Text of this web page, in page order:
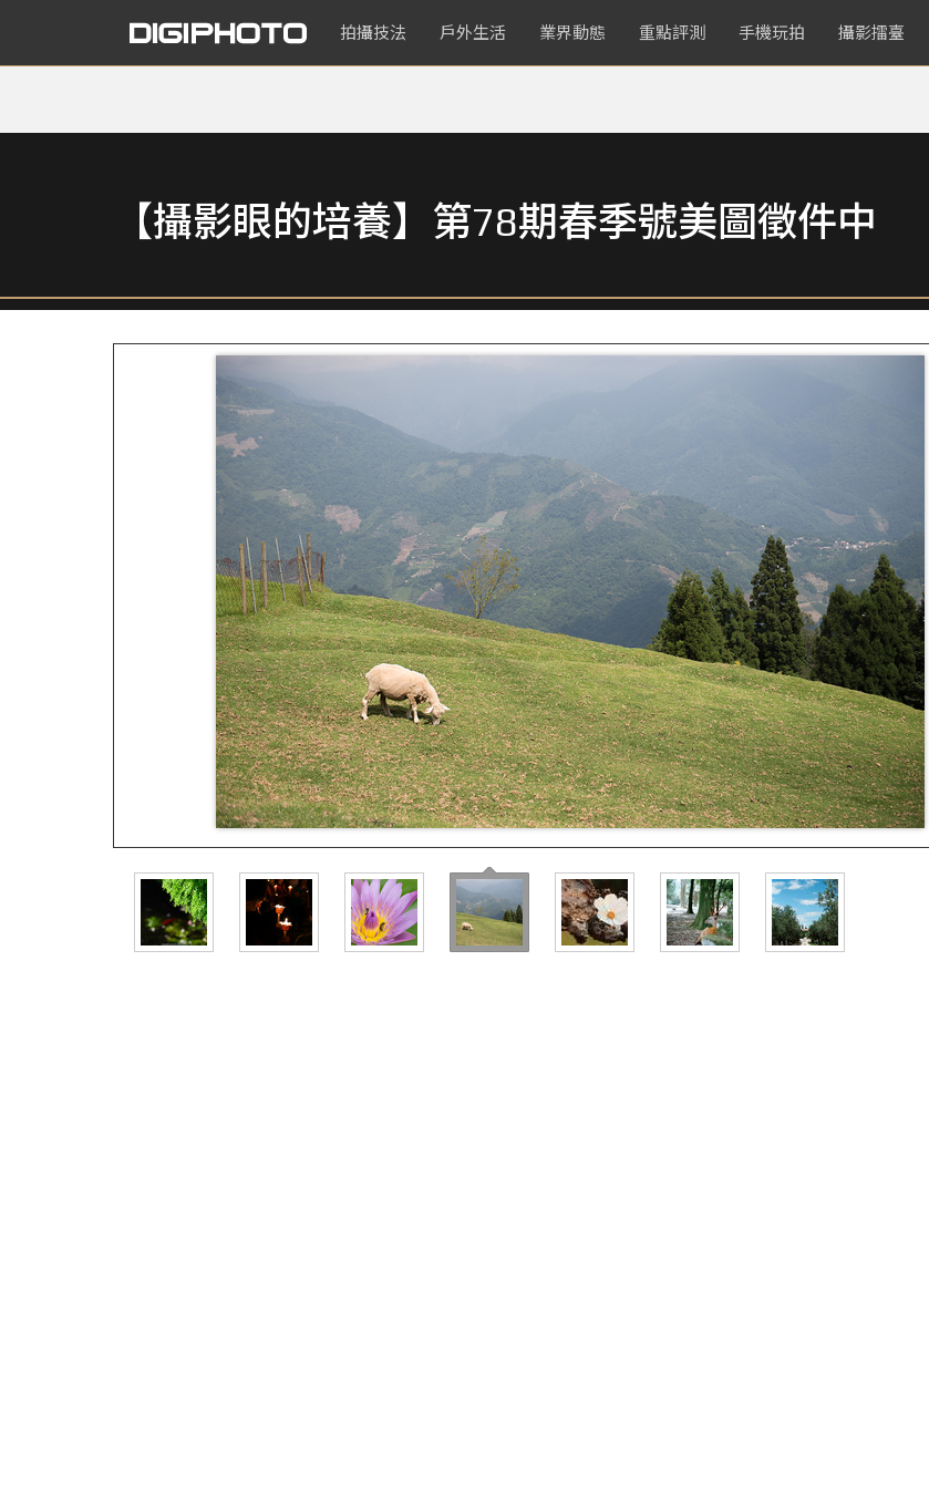
拍攝技法 戶外生活 業界動態 重點評測 手機玩拍 攝影擂臺
【攝影眼的培養】第78期春季號美圖徵件中